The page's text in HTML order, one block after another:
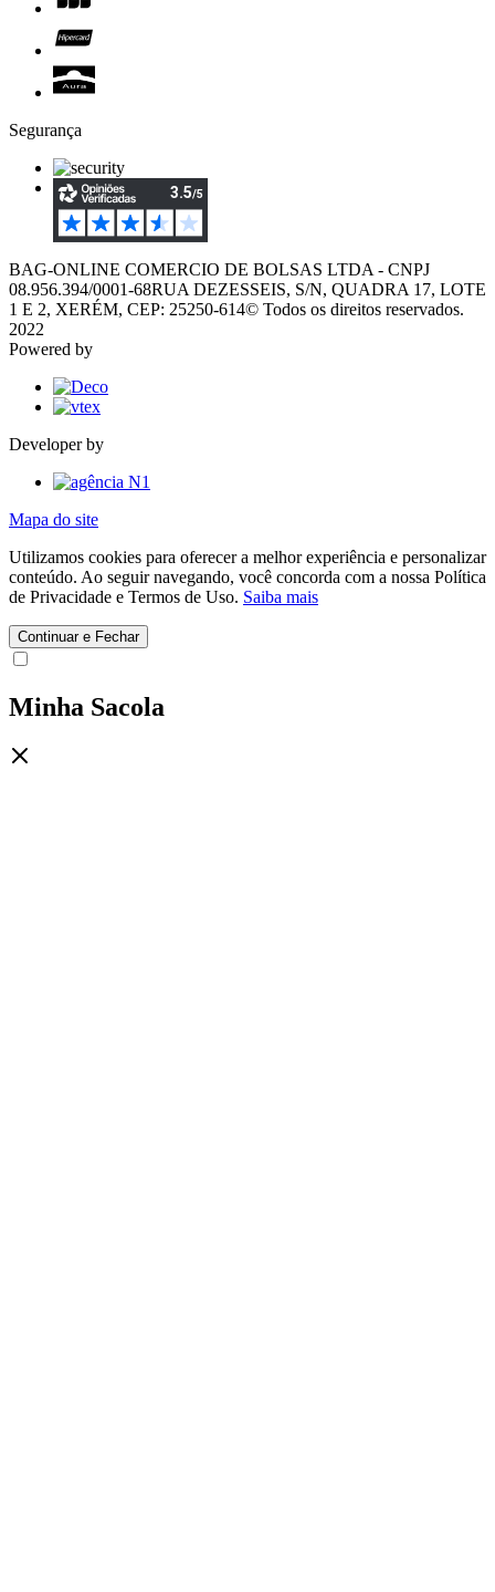
Segurança
BAG-ONLINE COMERCIO DE BOLSAS LTDA - CNPJ
08.956.394/0001-68RUA DEZESSEIS, S/N, QUADRA 17, LOTE
1 E 2, XERÉM, CEP: 25250-614© Todos os direitos reservados.
2022
Powered by
Developer by
Mapa do site
Utilizamos cookies para oferecer a melhor experiência e personalizar
conteúdo. Ao seguir navegando, você concorda com a nossa Política
de Privacidade e Termos de Uso. Saiba mais
Continuar e Fechar
Minha Sacola